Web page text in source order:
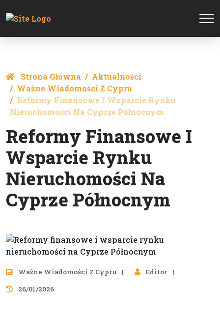
Strona Główna
Aktualności
Ważne Wiadomości Z Cypru
Reformy Finansowe I Wsparcie Rynku
Nieruchomości Na Cyprze Północnym
Reformy Finansowe I
Wsparcie Rynku
Nieruchomości Na
Cyprze Północnym
Ważne Wiadomości Z Cypru
Editor
26/01/2026